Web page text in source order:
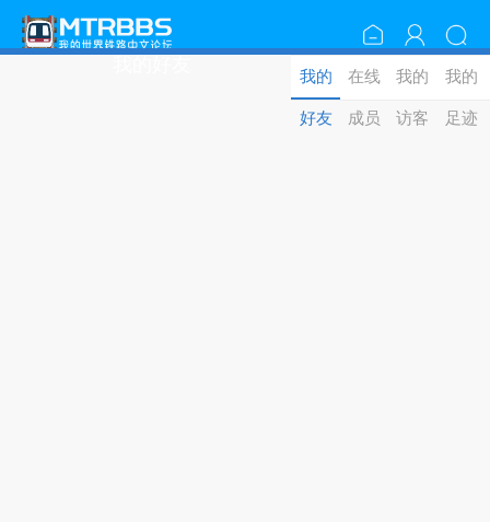
我的
好友
在线
成员
我的
访客
我的
足迹